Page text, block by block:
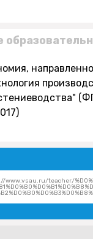
www.vsau.ru/teacher/